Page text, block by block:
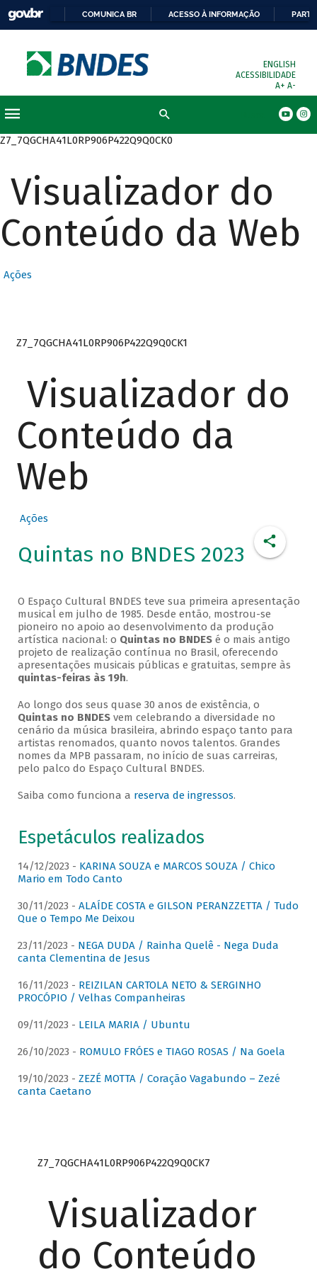
COMUNICA BR ACESSO À INFORMAÇÃO
ENGLISH
ACESSIBILIDADE
A+ A-
Z7_7QGCHA41L0RP906P422Q9Q0CK0
Visualizador do
Conteúdo da Web
Ações
Z7_7QGCHA41L0RP906P422Q9Q0CK1
Visualizador do
Conteúdo da
Web
Ações
Quintas no BNDES 2023
O Espaço Cultural BNDES teve sua primeira apresentação
musical em julho de 1985. Desde então, mostrou-se
pioneiro no apoio ao desenvolvimento da produção
artística nacional: o Quintas no BNDESé o mais antigo
projeto de realização contínua no Brasil, oferecendo
apresentações musicais públicas e gratuitas, sempre às
quintas-feiras às 19h.
Ao longo dos seus quase 30 anos de existência, o
Quintas no BNDESvem celebrando a diversidade no
cenário da música brasileira, abrindo espaço tanto para
artistas renomados, quanto novos talentos. Grandes
nomes da MPB passaram, no início de suas carreiras,
pelo palco do Espaço Cultural BNDES.
Saiba como funciona a reserva de ingressos.
Espetáculos realizados
14/12/2023 - KARINA SOUZA e MARCOS SOUZA / Chico
Mario em Todo Canto
30/11/2023 - ALAÍDE COSTA e GILSON PERANZZETTA / Tudo
Que o Tempo Me Deixou
23/11/2023 - NEGA DUDA / Rainha Quelê - Nega Duda
canta Clementina de Jesus
16/11/2023 - REIZILAN CARTOLA NETO & SERGINHO
PROCÓPIO / Velhas Companheiras
09/11/2023 - LEILA MARIA / Ubuntu
26/10/2023 - ROMULO FRÓES e TIAGO ROSAS / Na Goela
19/10/2023 - ZEZÉ MOTTA / Coração Vagabundo – Zezé
canta Caetano
Z7_7QGCHA41L0RP906P422Q9Q0CK7
Visualizador
do Conteúdo